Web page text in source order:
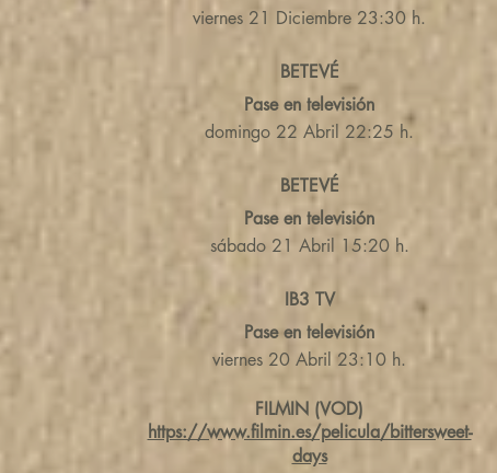
viernes 21 Diciembre 23:30 h.
BETEVÉ
Pase en televisión
domingo 22 Abril 22:25 h.
BETEVÉ
Pase en televisión
sábado 21 Abril 15:20 h.
IB3 TV
Pase en televisión
viernes 20 Abril 23:10 h.
FILMIN (VOD)
https://www.filmin.es/pelicula/bittersweet-
days